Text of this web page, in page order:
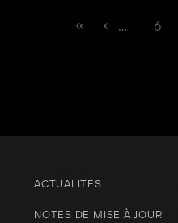
… 6
ACTUALITÉS
NOTES DE MISE À JOUR